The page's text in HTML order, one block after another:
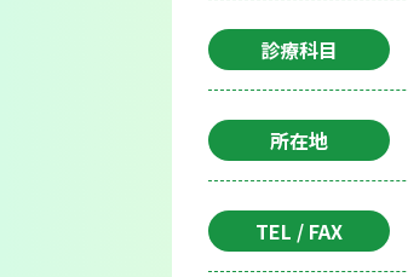
診療科目
所在地
TEL / FAX